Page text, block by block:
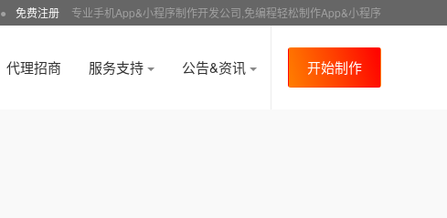
● 免费注册 专业手机App&小程序制作开发公司,免编程轻松制作App&小程序
代理招商 服务支持 公告&资讯 开始制作